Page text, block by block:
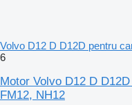
Volvo D12 D D12D pentru
6
Motor Volvo D12 D
FM12, NH12